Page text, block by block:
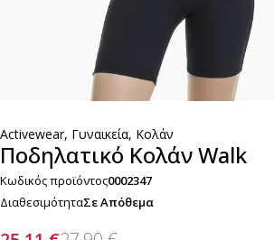
Activewear, Γυναικεία, Κολάν
Ποδηλατικό Κολάν Walk
Κωδικός προϊόντος0002347
ΔιαθεσιμότηταΣε Απόθεμα